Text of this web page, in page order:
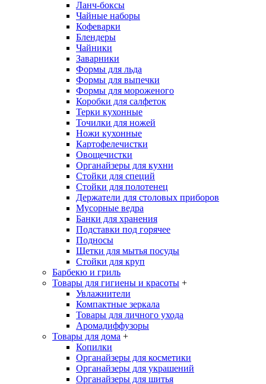
Ланч-боксы
Чайные наборы
Кофеварки
Блендеры
Чайники
Заварники
Формы для льда
Формы для выпечки
Формы для мороженого
Коробки для салфеток
Терки кухонные
Точилки для ножей
Ножи кухонные
Картофелечистки
Овощечистки
Органайзеры для кухни
Стойки для специй
Стойки для полотенец
Держатели для столовых приборов
Мусорные ведра
Банки для хранения
Подставки под горячее
Подносы
Щетки для мытья посуды
Стойки для круп
Барбекю и гриль
Товары для гигиены и красоты +
Увлажнители
Компактные зеркала
Товары для личного ухода
Аромадиффузоры
Товары для дома +
Копилки
Органайзеры для косметики
Органайзеры для украшений
Органайзеры для шитья